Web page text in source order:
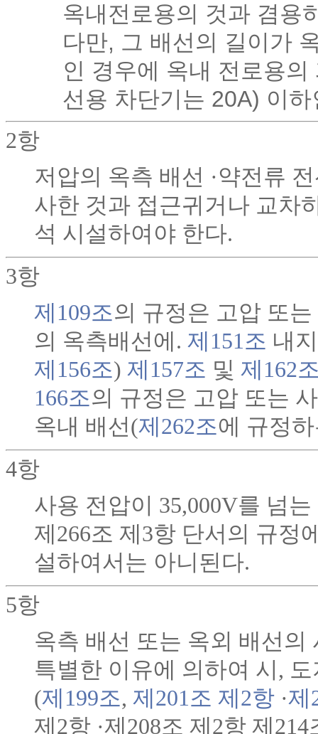
옥내전로용의 것과 겸용
다만, 그 배선의 길이가
인 경우에 옥내 전로용
선용 차단기는 20A) 이
2항
저압의 옥측 배선 ·약전류
사한 것과 접근귀거나 교차
석 시설하여야 한다.
3항
제109조의 규정은 고압 또
의 옥측배선에. 제151조 내
제156조) 제157조 및 제162
166조의 규정은 고압 또는
옥내 배선(제262조에 규정
4항
사용 전압이 35,000V를 넘
제266조 제3항 단서의 규정
설하여서는 아니된다.
5항
옥측 배선 또는 옥외 배선의
특별한 이유에 의하여 시,
(제199조, 제201조 제2항 ·제
제2항 ·제208조 제2항 제